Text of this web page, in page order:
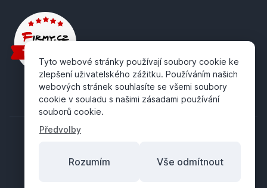
Tyto webové stránky používají soubory cookie ke
zlepšení uživatelského zážitku. Používáním našich
webových stránek souhlasíte se všemi soubory
cookie v souladu s našimi zásadami používání
souborů cookie.
Předvolby
Rozumím Vše odmítnout